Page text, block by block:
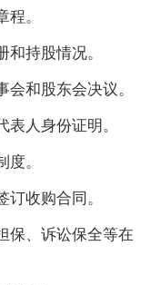
。
持股情况。
和股东会决议。
人身份证明。
。
收购合同。
保、诉讼保全等在